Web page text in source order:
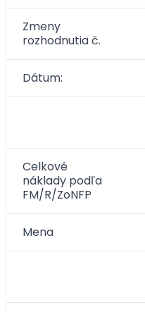
Zmeny
rozhodnutia č.
Dátum:
Celkové
náklady podľa
FM/R/ZoNFP
Mena